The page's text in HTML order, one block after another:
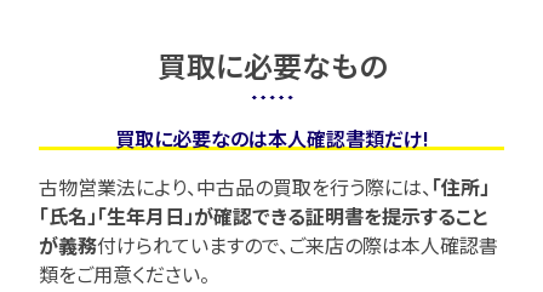
買取に必要なもの
買取に必要なのは本人確認書類だけ!
古物営業法により、中古品の買取を行う際には、「住所」
「氏名」「生年月日」が確認できる証明書を提示すること
が義務付けられていますので、ご来店の際は本人確認書
類をご用意ください。